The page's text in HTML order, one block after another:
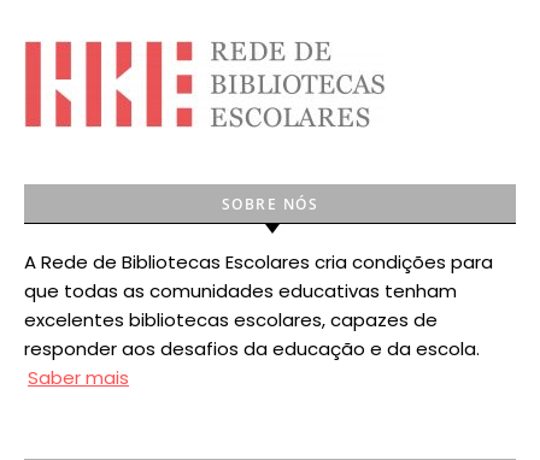
SOBRE NÓS
A Rede de Bibliotecas Escolares cria condições para
que todas as comunidades educativas tenham
excelentes bibliotecas escolares, capazes de
responder aos desafios da educação e da escola.
Saber mais